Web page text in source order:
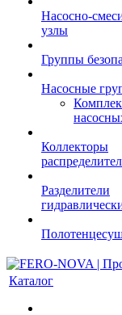
Насосно-
узлы
Группы
Насосные
Коллекторы
Разделители
Каталог